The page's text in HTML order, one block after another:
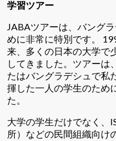
学習ツアー
JABAツアーは、バング
めに非常に特別です。
来、多くの日本の大学で
してきました。ツアーは
たはバングラデシュで私
揮した一人の学生のため
た。
大学の学生だけでなく、
所）などの民間組織向け